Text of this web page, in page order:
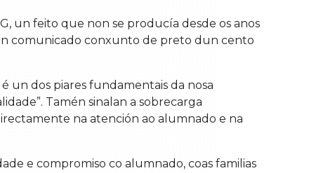
un feito que non se producía desde os anos
comunicado conxunto de preto dun cento
un dos piares fundamentais da nosa
Tamén sinalan a sobrecarga
na atención ao alumnado e na
e compromiso co alumnado, coas familias